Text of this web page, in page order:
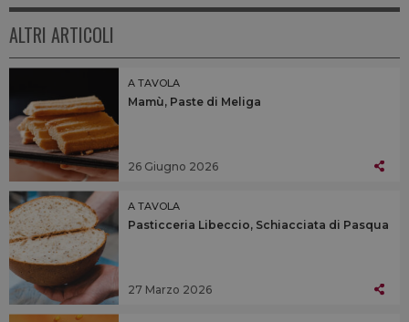
ALTRI ARTICOLI
A TAVOLA
Mamù, Paste di Meliga
26 Giugno 2026
A TAVOLA
Pasticceria Libeccio, Schiacciata di Pasqua
27 Marzo 2026